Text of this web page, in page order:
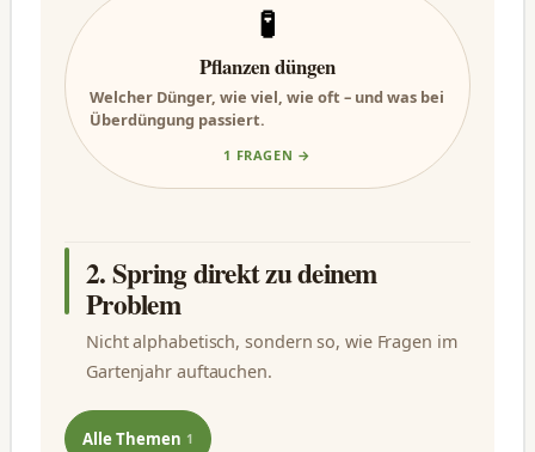
🧪
Pflanzen düngen
Welcher Dünger, wie viel, wie oft – und was bei
Überdüngung passiert.
1 FRAGEN →
2. Spring direkt zu deinem
Problem
Nicht alphabetisch, sondern so, wie Fragen im
Gartenjahr auftauchen.
Alle Themen 1